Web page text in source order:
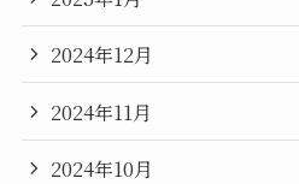
2024年12月
2024年11月
2024年10月